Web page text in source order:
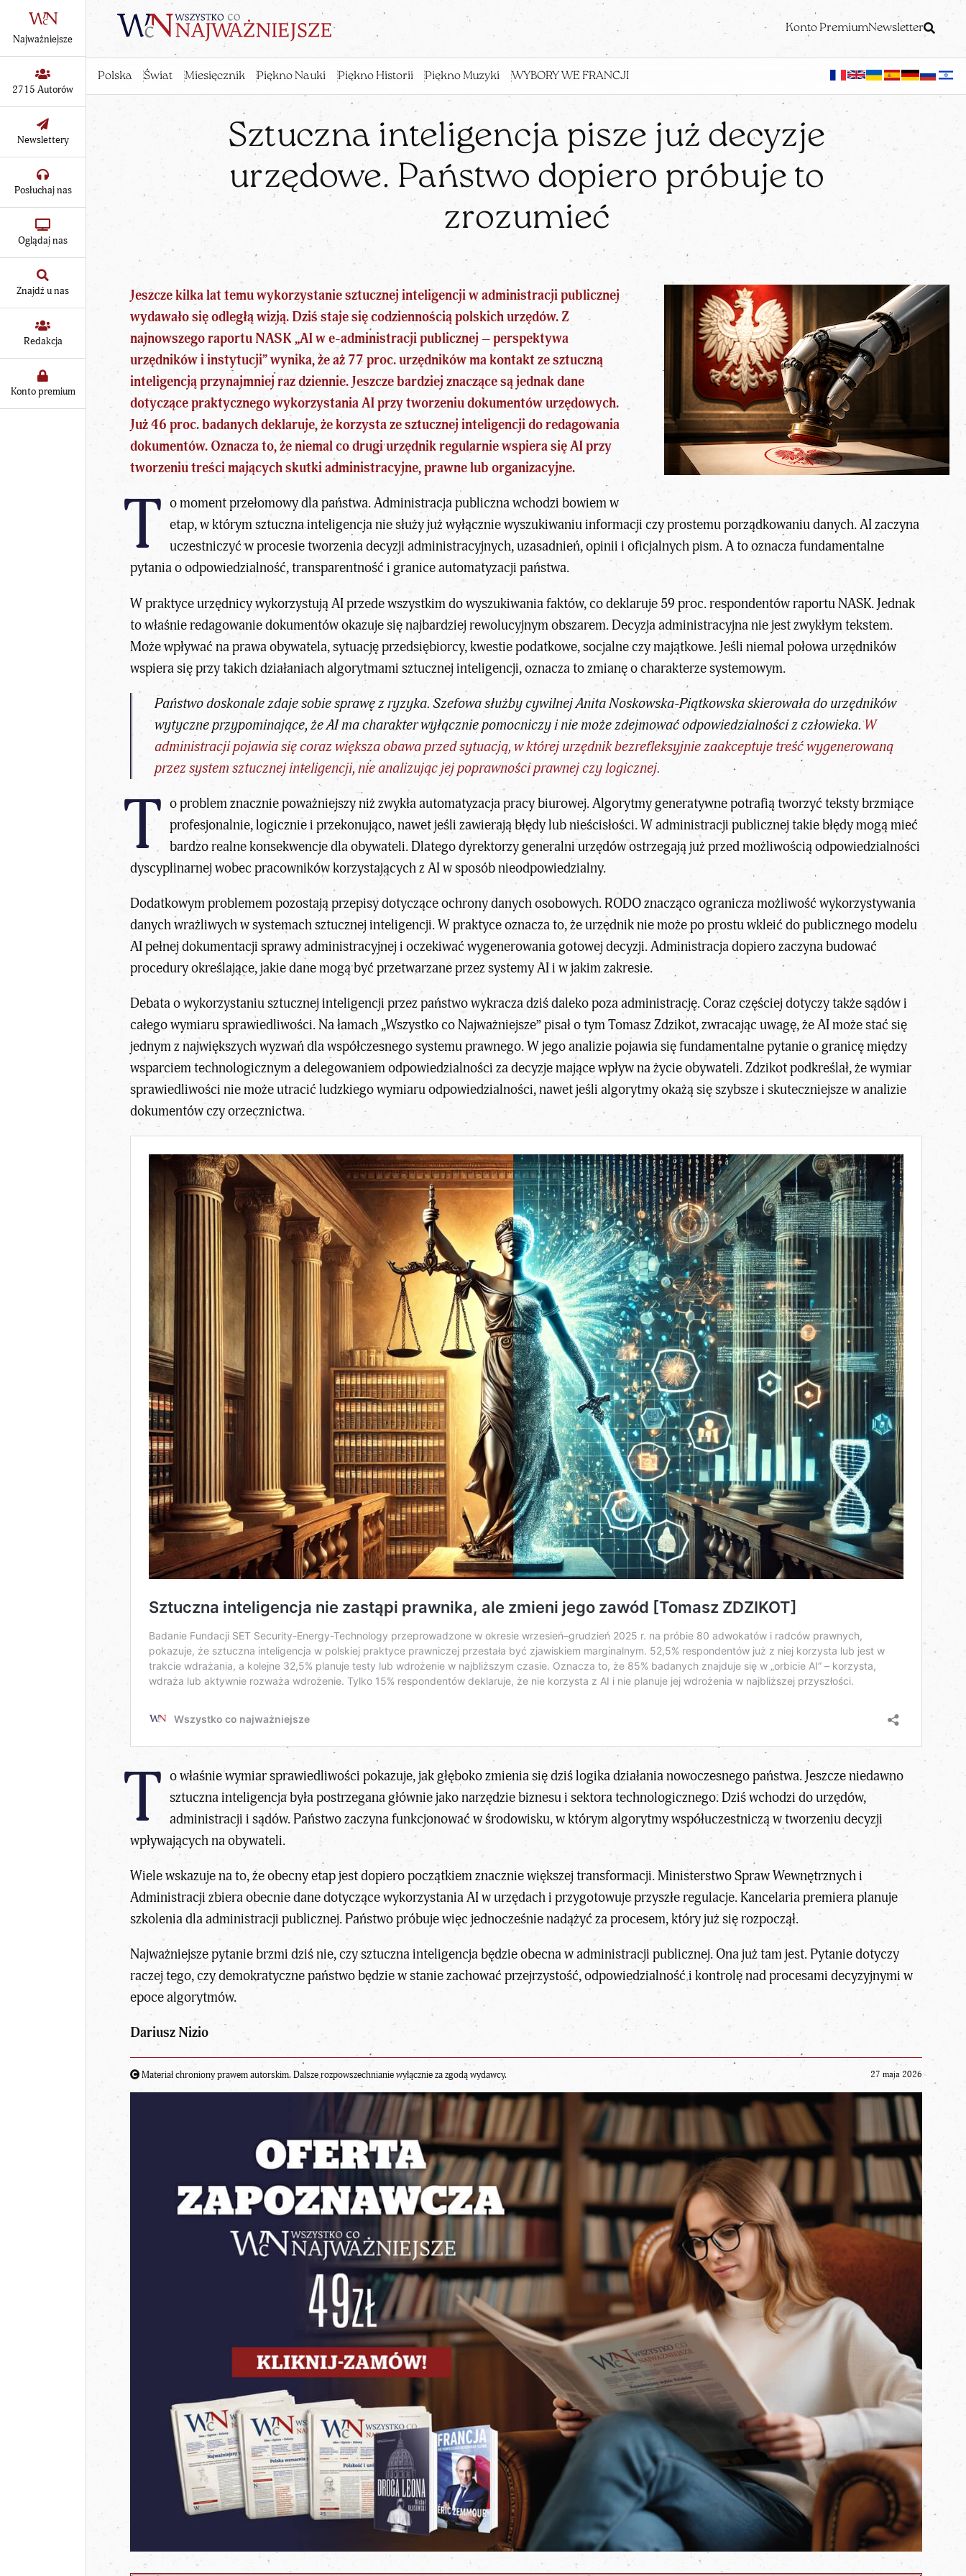
Konto PremiumNewsletter
Polska Świat Miesięcznik Piękno Nauki Piękno Historii Piękno Muzyki WYBORY WE FRANCJI
Najważniejsze
2715 Autorów
Newslettery
Posłuchaj nas
Oglądaj nas
Znajdź u nas
Redakcja
Konto premium
Sztuczna inteligencja pisze już decyzje
urzędowe. Państwo dopiero próbuje to
zrozumieć
Jeszcze kilka lat temu wykorzystaniesztucznej inteligencjiw administracji publicznej
wydawało się odległą wizją. Dziś staje się codziennością polskich urzędów. Z
najnowszego raportu NASK „AI w e-administracji publicznej – perspektywa
urzędników i instytucji” wynika, że aż 77 proc. urzędników ma kontakt ze sztuczną
inteligencją przynajmniej raz dziennie. Jeszcze bardziej znaczące są jednak dane
dotyczące praktycznego wykorzystania AI przy tworzeniu dokumentów urzędowych.
Już 46 proc. badanych deklaruje, że korzysta ze sztucznej inteligencji do redagowania
dokumentów. Oznacza to, że niemal co drugi urzędnik regularnie wspiera się AI przy
tworzeniu treści mających skutki administracyjne, prawne lub organizacyjne.
T o moment przełomowy dla państwa. Administracja publiczna wchodzi bowiem w
etap, w którym sztuczna inteligencja nie służy już wyłącznie wyszukiwaniu informacji czy prostemu porządkowaniu danych. AI zaczyna
uczestniczyć w procesie tworzenia decyzji administracyjnych, uzasadnień, opinii i oficjalnych pism. A to oznacza fundamentalne
pytania o odpowiedzialność, transparentność igranice automatyzacji państwa.
W praktyce urzędnicy wykorzystują AI przede wszystkim do wyszukiwania faktów, co deklaruje 59 proc. respondentów raportu NASK. Jednak
to właśnie redagowanie dokumentów okazuje się najbardziej rewolucyjnym obszarem. Decyzja administracyjna nie jest zwykłym tekstem.
Może wpływać na prawa obywatela, sytuację przedsiębiorcy, kwestie podatkowe, socjalne czy majątkowe. Jeśli niemal połowa urzędników
wspiera się przy takich działaniach algorytmami sztucznej inteligencji, oznacza to zmianę o charakterze systemowym.
Państwo doskonale zdaje sobie sprawę z ryzyka. Szefowa służby cywilnej Anita Noskowska-Piątkowska skierowała do urzędników
wytyczne przypominające, że AI ma charakter wyłącznie pomocniczy i nie może zdejmować odpowiedzialności z człowieka.W
administracji pojawia się coraz większa obawa przed sytuacją, w której urzędnik bezrefleksyjnie zaakceptuje treść wygenerowaną
przez system sztucznej inteligencji, nie analizując jej poprawności prawnej czy logicznej.
T o problem znacznie poważniejszy niż zwykła automatyzacja pracy biurowej. Algorytmy generatywne potrafią tworzyć teksty brzmiące
profesjonalnie, logicznie i przekonująco, nawet jeśli zawierają błędy lub nieścisłości. W administracji publicznej takie błędy mogą mieć
bardzo realne konsekwencje dla obywateli. Dlatego dyrektorzy generalni urzędów ostrzegają już przed możliwością odpowiedzialności
dyscyplinarnej wobec pracowników korzystających z AI w sposób nieodpowiedzialny.
Dodatkowym problemem pozostają przepisy dotyczące ochrony danych osobowych. RODO znacząco ogranicza możliwość wykorzystywania
danych wrażliwych w systemach sztucznej inteligencji. W praktyce oznacza to, że urzędnik nie może po prostu wkleić do publicznego modelu
AI pełnej dokumentacji sprawy administracyjnej i oczekiwać wygenerowania gotowej decyzji. Administracja dopiero zaczyna budować
procedury określające, jakie dane mogą być przetwarzane przez systemy AI i w jakim zakresie.
Debata o wykorzystaniu sztucznej inteligencji przez państwo wykracza dziś daleko poza administrację. Coraz częściej dotyczy także sądów i
całego wymiaru sprawiedliwości. Na łamach „Wszystko co Najważniejsze” pisał o tym Tomasz Zdzikot,zwracając uwagę, że AI może stać się
jednym z największych wyzwań dla współczesnego systemu prawnego. W jego analizie pojawia się fundamentalne pytanie o granicę między
wsparciem technologicznym a delegowaniem odpowiedzialności za decyzje mające wpływ na życie obywateli. Zdzikot podkreślał, że wymiar
sprawiedliwości nie może utracić ludzkiego wymiaru odpowiedzialności, nawet jeśli algorytmy okażą się szybsze i skuteczniejsze w analizie
dokumentów czy orzecznictwa.
T o właśnie wymiar sprawiedliwości pokazuje, jak głęboko zmienia się dziś logika działania nowoczesnego państwa. Jeszcze niedawno
sztuczna inteligencja była postrzegana głównie jako narzędzie biznesu i sektora technologicznego. Dziś wchodzi do urzędów,
administracji i sądów. Państwo zaczyna funkcjonować w środowisku, w którym algorytmy współuczestniczą w tworzeniu decyzji
wpływających na obywateli.
Wiele wskazuje na to, że obecny etap jest dopiero początkiem znacznie większej transformacji. Ministerstwo Spraw Wewnętrznych i
Administracji zbiera obecnie dane dotyczące wykorzystania AI w urzędach i przygotowuje przyszłe regulacje. Kancelaria premiera planuje
szkolenia dla administracji publicznej. Państwo próbuje więc jednocześnie nadążyć za procesem, który już się rozpoczął.
Najważniejsze pytanie brzmi dziś nie, czy sztuczna inteligencja będzie obecna w administracji publicznej. Ona już tam jest. Pytanie dotyczy
raczej tego, czy demokratyczne państwo będzie w stanie zachować przejrzystość, odpowiedzialność i kontrolę nad procesami decyzyjnymi w
epoce algorytmów.
Dariusz Nizio
Materiał chroniony prawem autorskim. Dalsze rozpowszechnianie wyłącznie za zgodą wydawcy. 27 maja 2026